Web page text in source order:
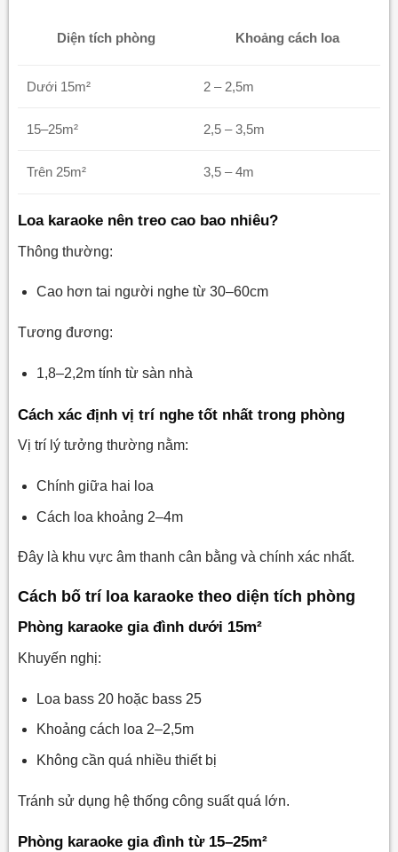
Diện tích phòng Khoảng cách loa
Dưới 15m² 2 – 2,5m
15–25m² 2,5 – 3,5m
Trên 25m² 3,5 – 4m
Loa karaoke nên treo cao bao nhiêu?
Thông thường:
Cao hơn tai người nghe từ 30–60cm
Tương đương:
1,8–2,2m tính từ sàn nhà
Cách xác định vị trí nghe tốt nhất trong phòng
Vị trí lý tưởng thường nằm:
Chính giữa hai loa
Cách loa khoảng 2–4m
Đây là khu vực âm thanh cân bằng và chính xác nhất.
Cách bố trí loa karaoke theo diện tích phòng
Phòng karaoke gia đình dưới 15m²
Khuyến nghị:
Loa bass 20 hoặc bass 25
Khoảng cách loa 2–2,5m
Không cần quá nhiều thiết bị
Tránh sử dụng hệ thống công suất quá lớn.
Phòng karaoke gia đình từ 15–25m²